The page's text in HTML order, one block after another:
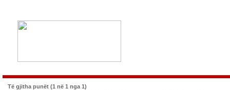
Të gjitha punët (1 në 1 nga 1)